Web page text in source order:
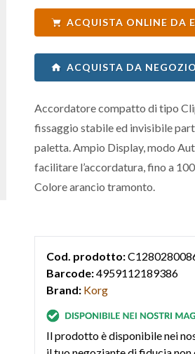
ACQUISTA ONLINE DA
ACQUISTA DA
Accordatore compatto di tipo
fissaggio stabile ed invisibile
paletta. Ampio Display, modo
facilitare l’accordatura, fino a
Colore arancio tramonto.
Cod. prodotto:
Barcode:4959112189386
Brand: Korg
Il prodotto è disponibile nei